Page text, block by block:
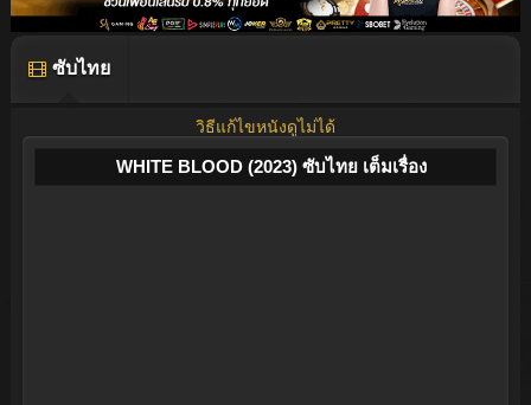
ซับไทย
วิธีแก้ไขหนังดูไม่ได้
WHITE BLOOD (2023) ซับไทย เต็มเรื่อง